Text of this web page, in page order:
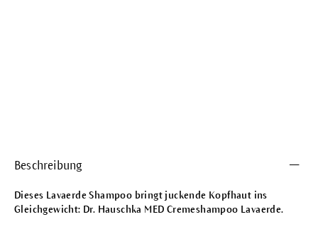
Beschreibung
Dieses Lavaerde Shampoo bringt juckende Kopfhaut ins
Gleichgewicht: Dr. Hauschka MED Cremeshampoo Lavaerde.